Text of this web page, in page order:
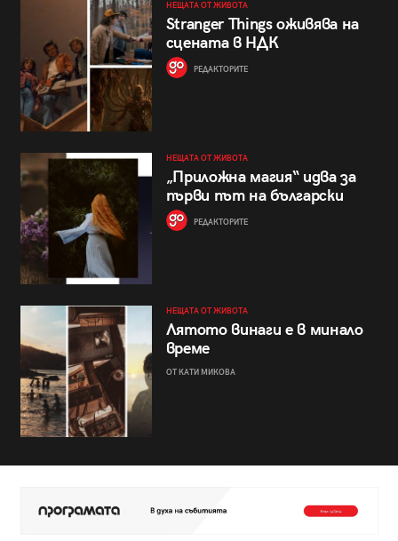
НЕЩАТА ОТ ЖИВОТА
Stranger Things оживява на
сцената в НДК
РЕДАКТОРИТЕ
НЕЩАТА ОТ ЖИВОТА
„Приложна магия“ идва за
първи път на български
РЕДАКТОРИТЕ
НЕЩАТА ОТ ЖИВОТА
Лятото винаги е в минало
време
ОТ КАТИ МИКОВА